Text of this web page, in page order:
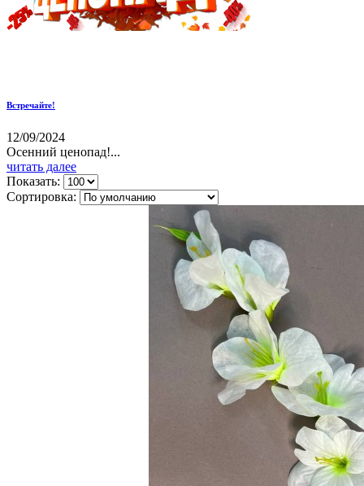
Встречайте!
12/09/2024
Осенний ценопад!...
читать далее
Показать:
Сортировка: